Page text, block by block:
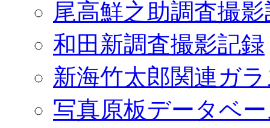
尾高鮮之助調査撮
和田新調査撮影記録
新海竹太郎関連ガ
写真原板データベ